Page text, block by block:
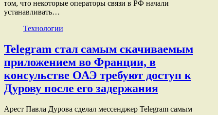
том, что некоторые операторы связи в РФ начали
устанавливать…
Технологии
Telegram стал самым скачиваемым
приложением во Франции, в
консульстве ОАЭ требуют доступ к
Дурову после его задержания
Арест Павла Дурова сделал мессенджер Telegram самым